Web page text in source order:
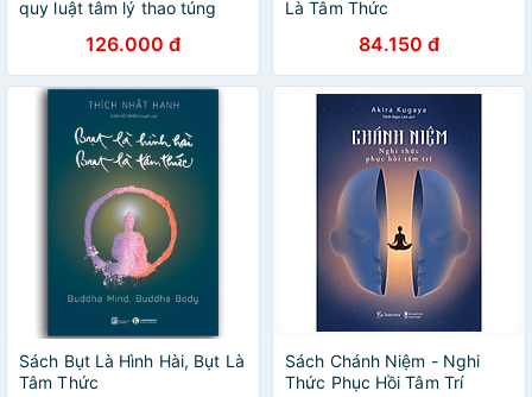
quy luật tâm lý thao túng
126.000 đ
Là Tâm Thức
84.150 đ
Sách Bụt Là Hình Hài, Bụt Là
Tâm Thức
Sách Chánh Niệm - Nghi
Thức Phục Hồi Tâm Trí